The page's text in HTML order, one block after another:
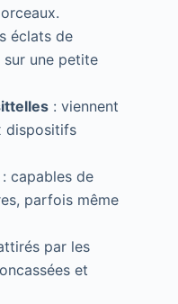
éclats de
sur une petite
: viennent
dispositifs
: capables de
parfois même
par les
et